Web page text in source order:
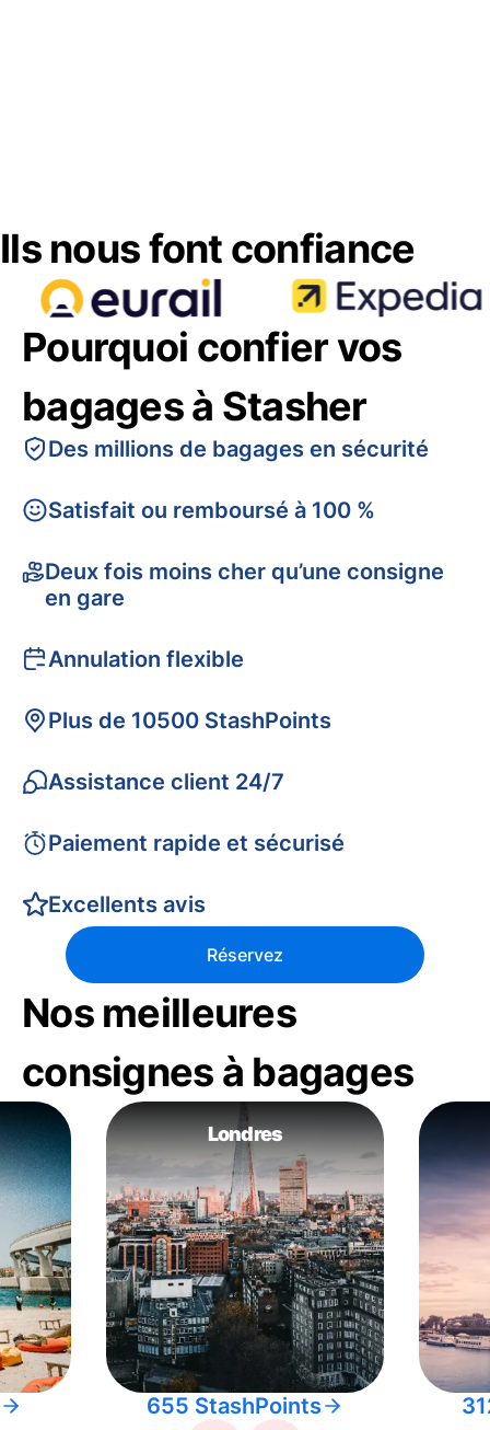
Ils nous font confiance
Pourquoi confier vos
bagages à Stasher
Des millions de bagages en sécurité
Satisfait ou remboursé à 100 %
Deux fois moins cher qu’une consigne
en gare
Annulation flexible
Plus de 10500 StashPoints
Assistance client 24/7
Paiement rapide et sécurisé
Excellents avis
Réservez
Nos meilleures
consignes à bagages
Londres
655 StashPoints